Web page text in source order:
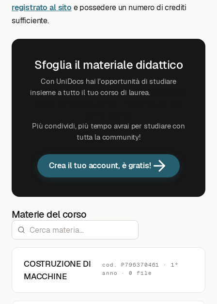
registrato al sito e possedere un numero di crediti
sufficiente.
Sfoglia il materiale didattico
Con UniDocs hai l'opportunità di studiare
insieme a tutto il tuo corso di laurea.
Più condividi, più tempo avrai per studiare con
tutta la community!
Crea il tuo account, è gratis!
Materie del corso
COSTRUZIONE DI
MACCHINE
cod. P796370461 · 1°
anno · 0 file